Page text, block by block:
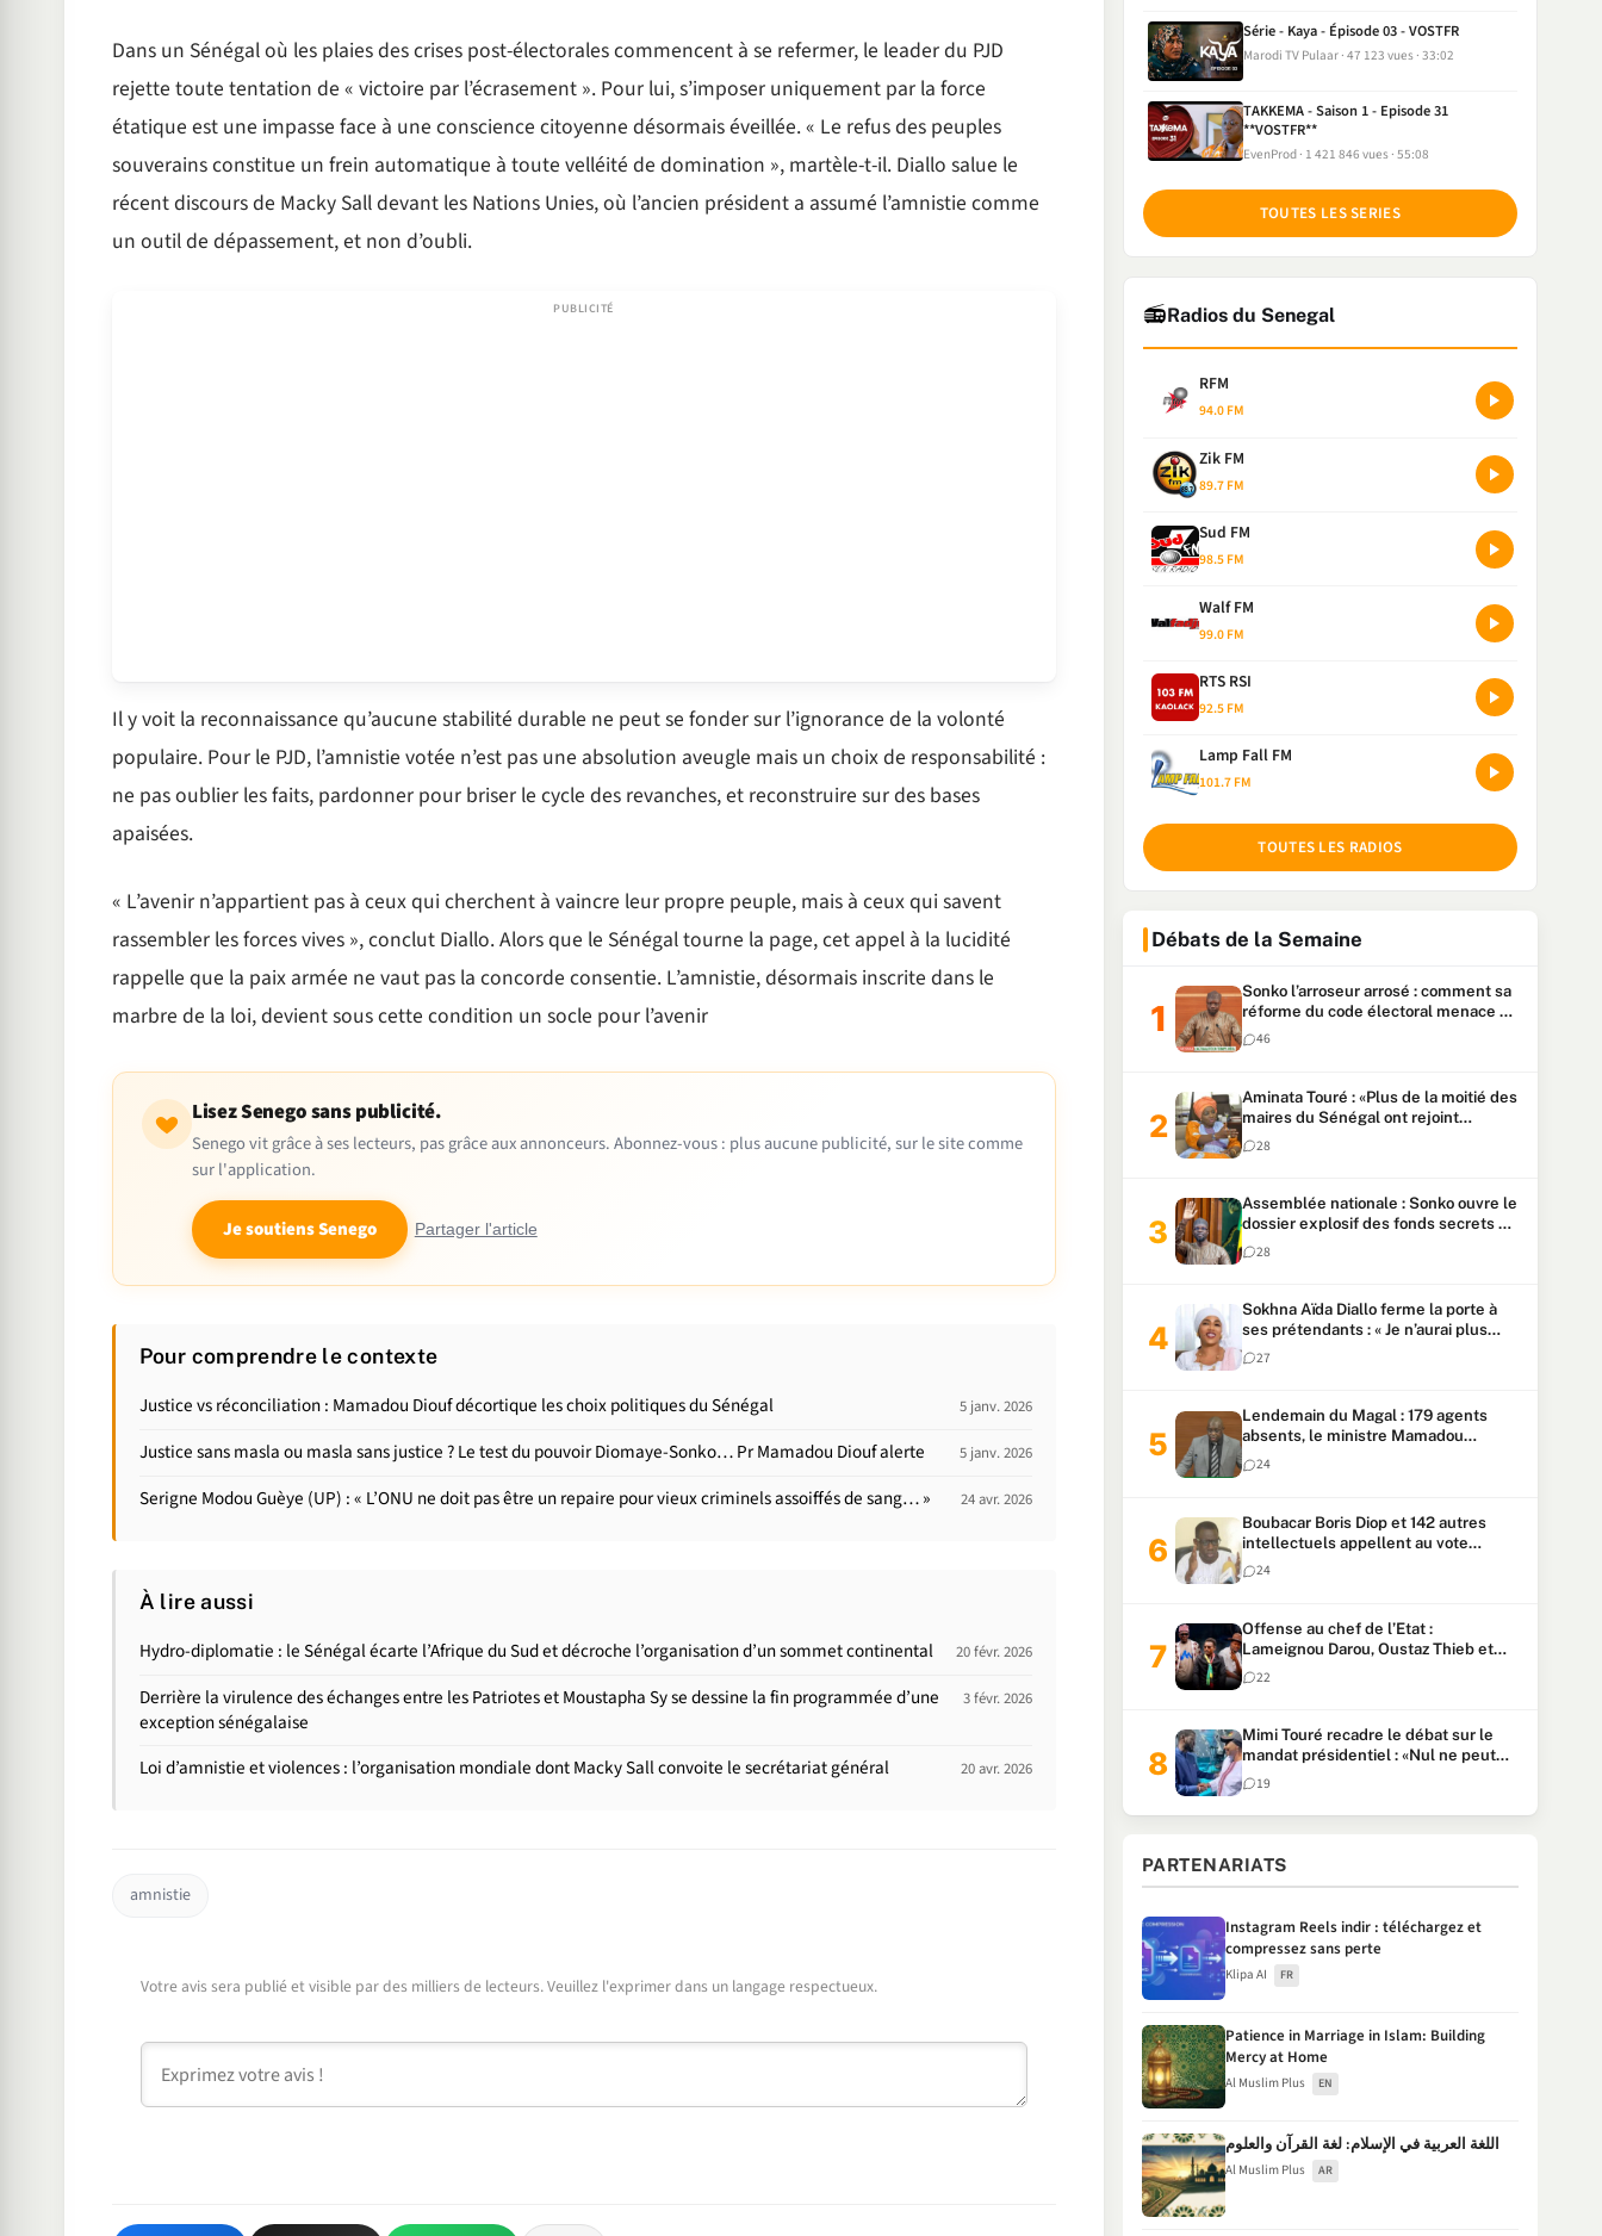
Dans un Sénégal où les plaies des crises post-électorales commencent à se refermer, le leader du PJD
rejette toute tentation de « victoire par l’écrasement ». Pour lui, s’imposer uniquement par la force
étatique est une impasse face à une conscience citoyenne désormais éveillée. « Le refus des peuples
souverains constitue un frein automatique à toute velléité de domination », martèle-t-il. Diallo salue le
récent discours de Macky Sall devant les Nations Unies, où l’ancien président a assumé l’amnistie comme
un outil de dépassement, et non d’oubli.
Il y voit la reconnaissance qu’aucune stabilité durable ne peut se fonder sur l’ignorance de la volonté
populaire. Pour le PJD, l’amnistie votée n’est pas une absolution aveugle mais un choix de responsabilité :
ne pas oublier les faits, pardonner pour briser le cycle des revanches, et reconstruire sur des bases
apaisées.
« L’avenir n’appartient pas à ceux qui cherchent à vaincre leur propre peuple, mais à ceux qui savent
rassembler les forces vives », conclut Diallo. Alors que le Sénégal tourne la page, cet appel à la lucidité
rappelle que la paix armée ne vaut pas la concorde consentie. L’amnistie, désormais inscrite dans le
marbre de la loi, devient sous cette condition un socle pour l’avenir
Lisez Senego sans publicité.
Senego vit grâce à ses lecteurs, pas grâce aux annonceurs. Abonnez-vous : plus aucune publicité, sur le site comme
sur l'application.
Je soutiens Senego Partager l'article
Pour comprendre le contexte
Justice vs réconciliation : Mamadou Diouf décortique les choix politiques du Sénégal 5 janv. 2026
Justice sans masla ou masla sans justice ? Le test du pouvoir Diomaye-Sonko… Pr Mamadou Diouf alerte 5 janv. 2026
Serigne Modou Guèye (UP) : « L’ONU ne doit pas être un repaire pour vieux criminels assoiffés de sang… » 24 avr. 2026
À lire aussi
Hydro-diplomatie : le Sénégal écarte l’Afrique du Sud et décroche l’organisation d’un sommet continental 20 févr. 2026
Derrière la virulence des échanges entre les Patriotes et Moustapha Sy se dessine la fin programmée d’une
exception sénégalaise
3 févr. 2026
Loi d’amnistie et violences : l’organisation mondiale dont Macky Sall convoite le secrétariat général 20 avr. 2026
amnistie
Votre avis sera publié et visible par des milliers de lecteurs. Veuillez l'exprimer dans un langage respectueux.
Série - Kaya - Épisode 03 - VOSTFR
Marodi TV Pulaar 47 123 vues 33:02
TAKKEMA - Saison 1 - Episode 31
**VOSTFR**
EvenProd 1 421 846 vues 55:08
TOUTES LES SERIES
📻Radios du Senegal
RFM
94.0 FM
Zik FM
89.7 FM
Sud FM
98.5 FM
Walf FM
99.0 FM
RTS RSI
92.5 FM
Lamp Fall FM
101.7 FM
TOUTES LES RADIOS
Débats de la Semaine
Sonko l’arroseur arrosé : comment sa
réforme du code électoral menace sa
candidature
46
Aminata Touré : «Plus de la moitié des
maires du Sénégal ont rejoint
Kiiraay»
28
Assemblée nationale : Sonko ouvre le
dossier explosif des fonds secrets et
du patrimoine présidentiel
28
Sokhna Aïda Diallo ferme la porte à
ses prétendants : « Je n’aurai plus
jamais un autre mari »
27
Lendemain du Magal : 179 agents
absents, le ministre Mamadou
Lamine Dianté exige des explications
24
Boubacar Boris Diop et 142 autres
intellectuels appellent au vote
urgent de la révision
constitutionnelle
24
Offense au chef de l’Etat :
Lameignou Darou, Oustaz Thieb et
Ndiaye Touba lourdement
condamnés
22
Mimi Touré recadre le débat sur le
mandat présidentiel : «Nul ne peut
faire plus de deux mandats
consécutifs de 5 ans»
19
PARTENARIATS
Instagram Reels indir : téléchargez et
compressez sans perte
Klipa AI FR
Patience in Marriage in Islam: Building
Mercy at Home
Al Muslim Plus EN
اللغة العربية في الإسلام: لغة القرآن والعلوم
Al Muslim Plus AR